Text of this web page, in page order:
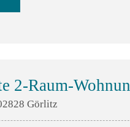
2-Raum-
Görlitz